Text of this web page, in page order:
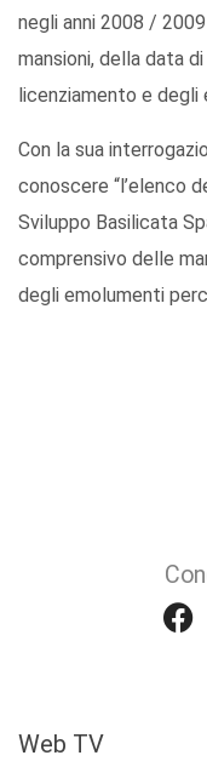
negli anni 2008 /
mansioni, della data
licenziamento e
Con la sua
conoscere “l’elenco
Sviluppo Basilicata
comprensivo delle
degli emolumenti
Web TV